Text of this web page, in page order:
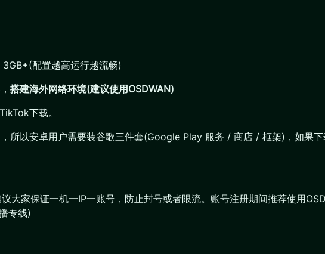
配置越高运行越流畅)
搭建海外网络环境(建议使用OSDWAN)
下载。
所以安卓用户需要装谷歌三件套(Google Play 服务 / 商店 / 框架)，如果
大家保证一机一IP一账号，防止封号或者限流。账号注册期间推荐使用
专线)